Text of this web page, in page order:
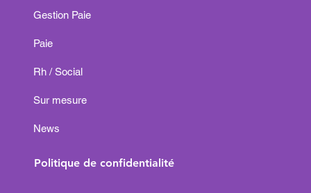
Gestion Paie
Paie
Rh / Social
Sur mesure
News
Politique de confidentialité